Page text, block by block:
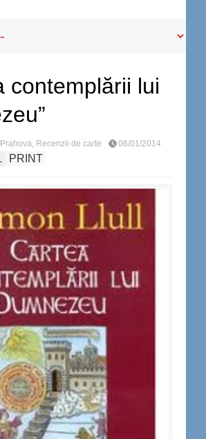
contemplării lui
, Recenzii de carte 06/01/2014
PRINT